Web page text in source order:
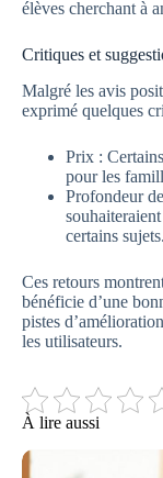
élèves cherchant à
Critiques et
Malgré les avis
exprimé quelques
Prix :
pour les
Profondeur
certains sujets.
Ces retours
bénéficie d’une
pistes
les utilisateurs.
À lire aussi